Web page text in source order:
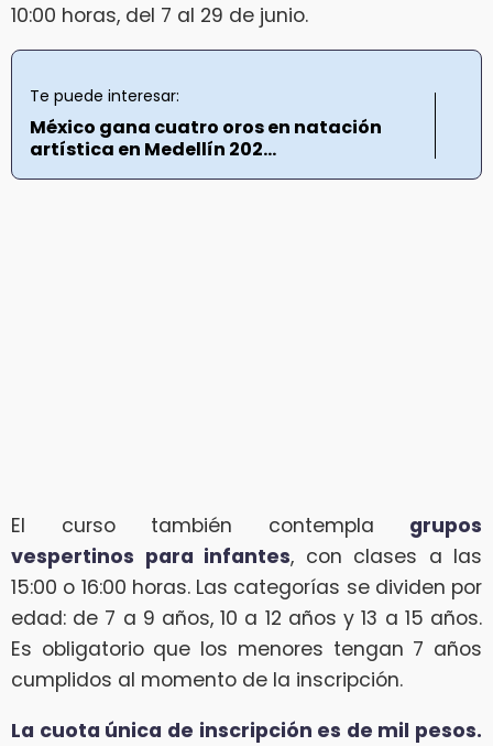
10:00 horas, del 7 al 29 de junio.
Te puede interesar:
México gana cuatro oros en natación
artística en Medellín 202...
El curso también contempla grupos
vespertinos para infantes, con clases a las
15:00 o 16:00 horas. Las categorías se dividen por
edad: de 7 a 9 años, 10 a 12 años y 13 a 15 años.
Es obligatorio que los menores tengan 7 años
cumplidos al momento de la inscripción.
La cuota única de inscripción es de mil pesos.